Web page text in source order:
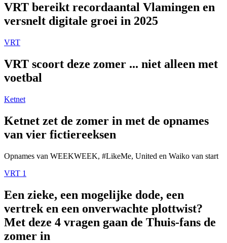
VRT bereikt recordaantal Vlamingen en
versnelt digitale groei in 2025
VRT
VRT scoort deze zomer ... niet alleen met
voetbal
Ketnet
Ketnet zet de zomer in met de opnames
van vier fictiereeksen
Opnames van WEEKWEEK, #LikeMe, United en Waiko van start
VRT 1
Een zieke, een mogelijke dode, een
vertrek en een onverwachte plottwist?
Met deze 4 vragen gaan de Thuis-fans de
zomer in